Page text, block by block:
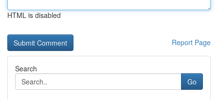
HTML is disabled
Report Page
Search
Go